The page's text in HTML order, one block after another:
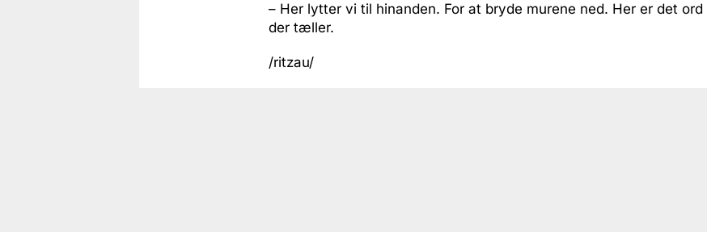
– Her lytter vi til hinanden. For at bryde murene ned. Her er det ord
der tæller.
/ritzau/